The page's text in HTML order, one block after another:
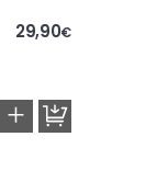
29,90€
+